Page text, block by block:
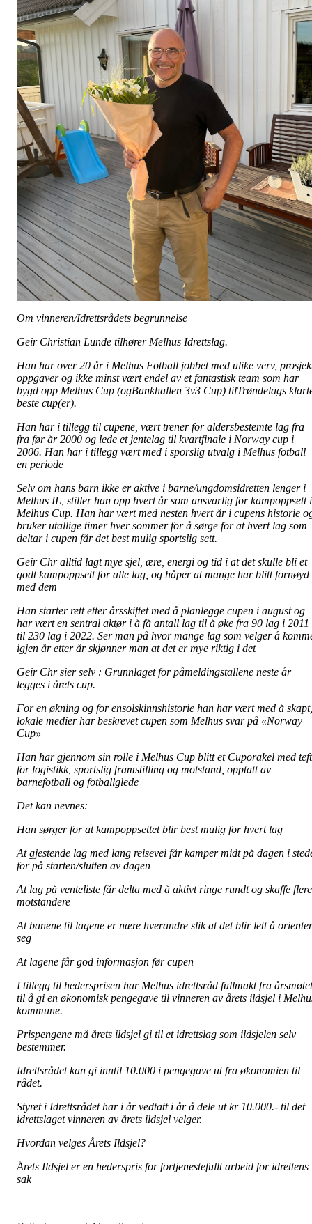
Om vinneren/Idrettsrådets begrunnelse
Geir Christian Lunde tilhører Melhus Idrettslag.
Han har over 20 år i Melhus Fotball jobbet med ulike verv,
oppgaver og ikke minst vært endel av et fantastisk team som har
bygd opp Melhus Cup (ogBankhallen 3v3 Cup) tilTrøndelags
beste cup(er).
Han har i tillegg til cupene, vært trener for aldersbestemte lag fra
fra før år 2000 og lede et jentelag til kvartfinale i Norway cup i
2006. Han har i tillegg vært med i sporslig utvalg i Melhus fotball
en periode
Selv om hans barn ikke er aktive i barne/ungdomsidretten lenger i
Melhus IL, stiller han opp hvert år som ansvarlig for kampoppsett i
Melhus Cup. Han har vært med nesten hvert år i cupens historie
bruker utallige timer hver sommer for å sørge for at hvert lag som
deltar i cupen får det best mulig sportslig sett.
Geir Chr alltid lagt mye sjel, ære, energi og tid i at det skulle bli et
godt kampoppsett for alle lag, og håper at mange har blitt fornøyd
med dem
Han starter rett etter årsskiftet med å planlegge cupen i august og
har vært en sentral aktør i å få antall lag til å øke fra 90 lag i 2011
til 230 lag i 2022. Ser man på hvor mange lag som velger å
igjen år etter år skjønner man at det er mye riktig i det
Geir Chr sier selv : Grunnlaget for påmeldingstallene neste år
legges i årets cup.
For en økning og for ensolskinnshistorie han har vært med å skapt,
lokale medier har beskrevet cupen som Melhus svar på «Norway
Cup»
Han har gjennom sin rolle i Melhus Cup blitt et Cuporakel med teft
for logistikk, sportslig framstilling og motstand, opptatt av
barnefotball og fotballglede
Det kan nevnes:
Han sørger for at kampoppsettet blir best mulig for hvert lag
At gjestende lag med lang reisevei får kamper midt på dagen i
for på starten/slutten av dagen
At lag på venteliste får delta med å aktivt ringe rundt og skaffe flere
motstandere
At banene til lagene er nære hverandre slik at det blir lett å
seg
At lagene får god informasjon før cupen
I tillegg til hedersprisen har Melhus idrettsråd fullmakt fra årsmøtet
til å gi en økonomisk pengegave til vinneren av årets ildsjel i
kommune.
Prispengene må årets ildsjel gi til et idrettslag som ildsjelen selv
bestemmer.
Idrettsrådet kan gi inntil 10.000 i pengegave ut fra økonomien til
rådet.
Styret i Idrettsrådet har i år vedtatt i år å dele ut kr 10.000.- til det
idrettslaget vinneren av årets ildsjel velger.
Hvordan velges Årets Ildsjel?
Årets Ildsjel er en hederspris for fortjenestefullt arbeid for idrettens
sak